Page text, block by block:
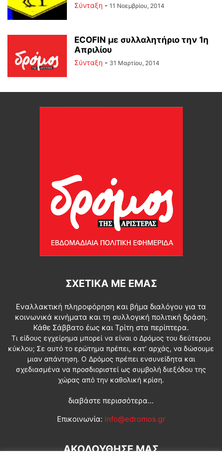
Σύνταξη - 11 Νοεμβρίου, 2014
ECOFIN με συλλαλητήριο την 1η
Απριλίου
Σύνταξη - 31 Μαρτίου, 2014
ΣΧΕΤΙΚΆ ΜΕ ΕΜΆΣ
Εναλλακτική πληροφόρηση και βήμα διαλόγου για τα
κοινωνικά κινήματα και τη συλλογική πολιτική δράση.
Κάθε Σάββατο έως και Τρίτη στα περίπτερα.
Τι είδους εγχείρημα μπορεί να είναι ο Δρόμος του δεύτερου
κύκλου; Σε αυτό το ερώτημα πρέπει, κατ’ αρχάς, να δώσουμε
μιαν απάντηση. Ο Δρόμος πρέπει ενσυνείδητα και
σχεδιασμένα να προσδιοριστεί ως συμβολή διεξόδου της
χώρας από την καθολική κρίση.
διαβάστε περισσότερα...
Επικοινωνία: info@edromos.gr
ΑΚΟΛΟΥΘΗΣΕ ΜΑΣ